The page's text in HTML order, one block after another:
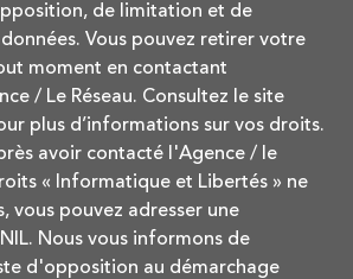
de limitation et de
Vous pouvez retirer votre
moment en contactant
/ Le Réseau. Consultez le site
plus d’informations sur vos droits.
avoir contacté l'Agence / le
« Informatique et Libertés » ne
vous pouvez adresser une
Nous vous informons de
d'opposition au démarchage